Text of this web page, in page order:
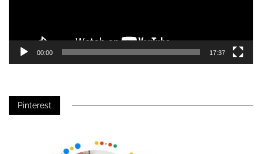
00:00 17:37
Pinterest